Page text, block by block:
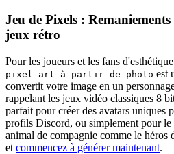
Jeu de Pixels : Remaniements
jeux rétro
Pour les joueurs et les fans
pixel art à partir de photo est
convertit votre image en un
rappelant les jeux vidéo classiques 8
parfait pour créer des avatars uniques
profils Discord, ou simplement pour
animal de compagnie comme le héros
et commencez à générer maintenant.